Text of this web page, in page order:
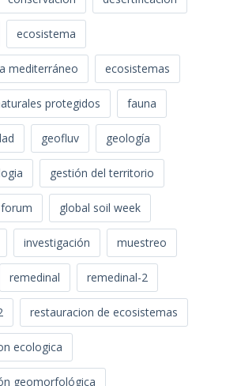
ecosistema
mediterráneo ecosistemas
protegidos fauna
geofluv geología
gestión del territorio
global soil week
investigación muestreo
remedinal remedinal-2
restauracion de ecosistemas
ecologica
geomorfológica